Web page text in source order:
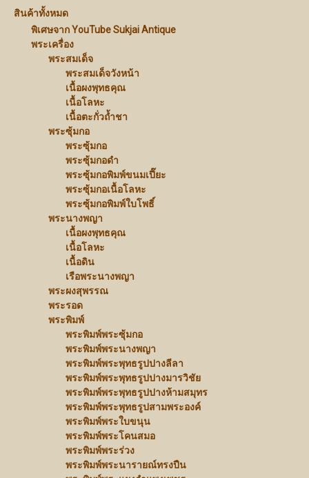
สินค้าทั้งหมด
พิเศษจาก YouTube Sukjai Antique
พระเครื่อง
พระสมเด็จ
พระสมเด็จวังหน้า
เนื้อผงพุทธคุณ
เนื้อโลหะ
เนื้อตะกั่วถ้ำชา
พระซุ้มกอ
พระซุ้มกอ
พระซุ้มกอดำ
พระซุ้มกอพิมพ์ขนมเปี๊ยะ
พระซุ้มกอเนื้อโลหะ
พระซุ้มกอพิมพ์ใบโพธิ์
พระนางพญา
เนื้อผงพุทธคุณ
เนื้อโลหะ
เนื้อดิน
เรือพระนางพญา
พระผงสุพรรณ
พระรอด
พระพิมพ์
พระพิมพ์พระซุ้มกอ
พระพิมพ์พระนางพญา
พระพิมพ์พระพุทธรูปปางลีลา
พระพิมพ์พระพุทธรูปปางมารวิชัย
พระพิมพ์พระพุทธรูปปางห้ามสมุทร
พระพิมพ์พระพุทธรูปสามพระองค์
พระพิมพ์พระใบขนุน
พระพิมพ์พระโคนสมอ
พระพิมพ์พระร่วง
พระพิมพ์พระนารายณ์ทรงปืน